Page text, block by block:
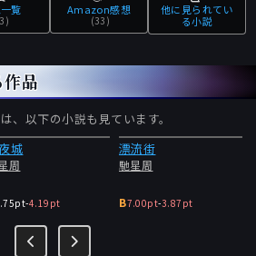
覧 Amazon感想
(33)
他に見られてい
る小説
品
、以下の小説も見ています。
城
周
-4.19pt
漂流街
馳星周
B7.00pt-3.87pt